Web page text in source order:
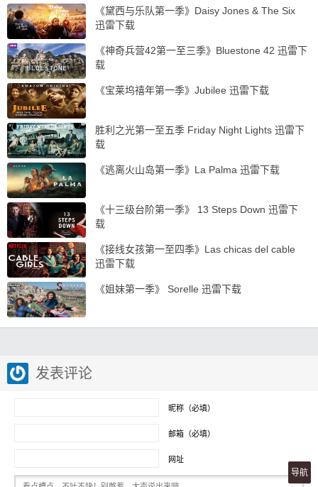
《黛西与乐队第一季》Daisy Jones & The Six
迅雷下载
《神奇兵营42第一至三季》Bluestone 42 迅雷下
载
《宝莱坞禧年第一季》Jubilee 迅雷下载
胜利之光第一至五季 Friday Night Lights 迅雷下
载
《逃离火山岛第一季》La Palma 迅雷下载
《十三级台阶第一季》 13 Steps Down 迅雷下
载
《接线女孩第一至四季》Las chicas del cable
迅雷下载
《姐妹第一季》 Sorelle 迅雷下载
发表评论
昵称（必填）
邮箱（必填）
网址
导航